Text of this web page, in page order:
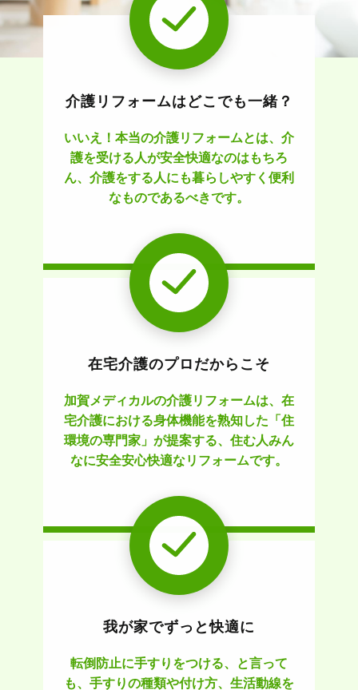
介護リフォームはどこでも一緒？
いいえ！本当の介護リフォームとは、介
護を受ける人が安全快適なのはもちろ
ん、介護をする人にも暮らしやすく便利
なものであるべきです。
在宅介護のプロだからこそ
加賀メディカルの介護リフォームは、在
宅介護における身体機能を熟知した「住
環境の専門家」が提案する、住む人みん
なに安全安心快適なリフォームです。
我が家でずっと快適に
転倒防止に手すりをつける、と言って
も、手すりの種類や付け方、生活動線を